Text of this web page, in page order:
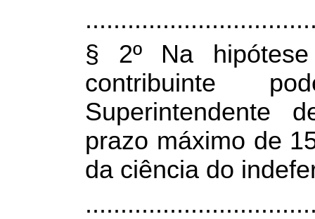
§ 2º Na
contribuinte
Superintendente
prazo máximo de
da ciência do